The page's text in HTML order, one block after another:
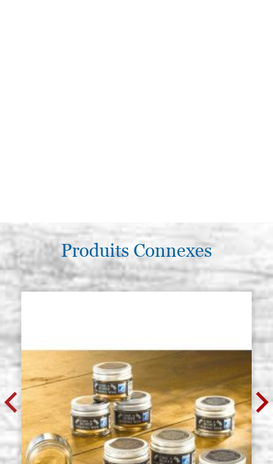
Produits Connexes